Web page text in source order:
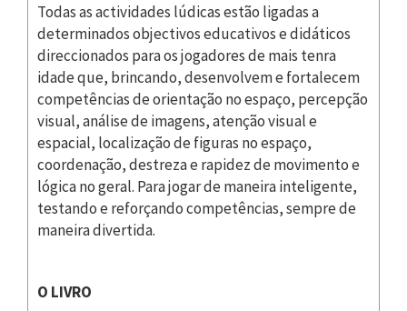
Todas as actividades lúdicas estão ligadas a
determinados objectivos educativos e didáticos
direccionados para os jogadores de mais tenra
idade que, brincando, desenvolvem e fortalecem
competências de orientação no espaço, percepção
visual, análise de imagens, atenção visual e
espacial, localização de figuras no espaço,
coordenação, destreza e rapidez de movimento e
lógica no geral. Para jogar de maneira inteligente,
testando e reforçando competências, sempre de
maneira divertida.
O LIVRO